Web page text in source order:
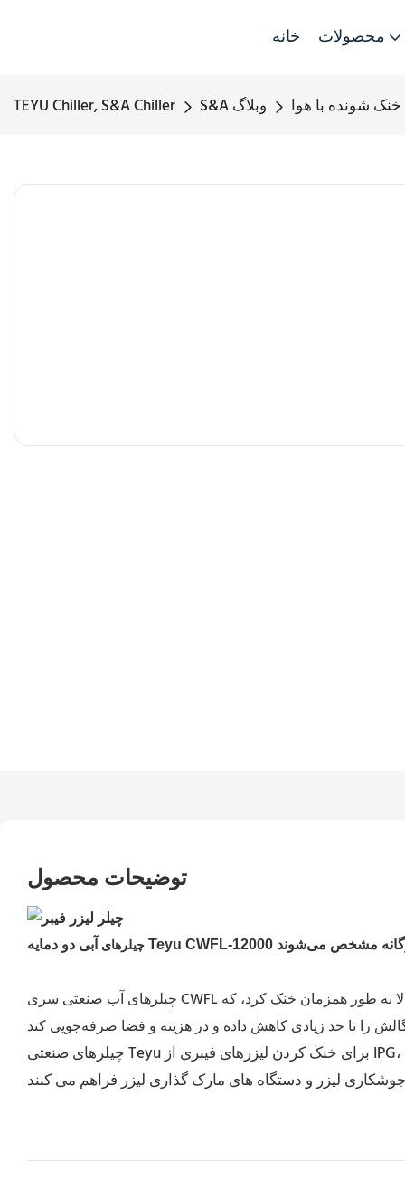
خانه محصولات
TEYU Chiller, S&A Chiller S&A وبلاگ
توضیحات محصول
چیلرهای آبی دو دمایه Teyu CWFL-12000
چیلرهای آب صنعتی سری CWFL به قدری چند منظوره هستند که لیزر فیبر و سر لیزر را می‌توان به ترتیب توسط سیستم کنترل دمای پایین و سیستم کنترل دمای بالا به طور همزمان خنک کرد، که
چیلرهای صنعتی Teyu برای خنک کردن لیزرهای فیبری از IPG، nLIGHT، Trumpf، Rofin، Coherent و SPI قابل استفاده هستند و خنک سازی موثری را برای دستگاه های برش لیزر، دستگاه های